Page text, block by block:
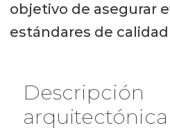
objetivo de asegurar
estándares de
Descripción
arquitectónica